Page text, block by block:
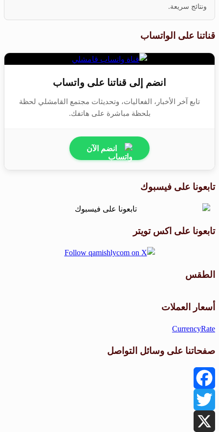
ونتائج سريعة.
قناتنا على الواتساب
انضم إلى قناتنا على واتساب
تابع آخر الأخبار، الفعاليات، وتحديثات مجتمع القامشلي لحظة
بلحظة مباشرة على هاتفك.
انضم الآن
تابعونا على فيسبوك
تابعونا على اكس تويتر
الطقس
أسعار العملات
CurrencyRate
صفحاتنا على وسائل التواصل
Facebook
Twitter